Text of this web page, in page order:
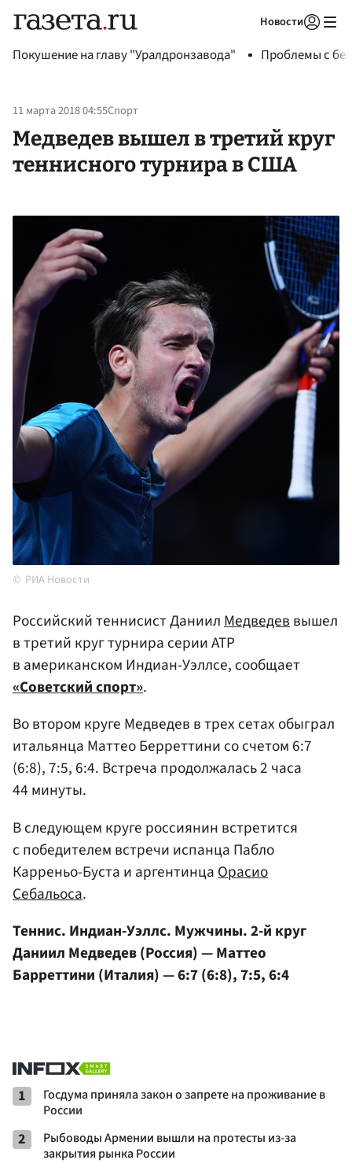
Новости
Покушение на главу "Уралдронзавода" Проблемы с
11 марта 2018 04:55Спорт
Медведев вышел в третий круг
теннисного турнира в США
РИА Новости
Российский теннисист ДаниилМедведеввышел
в третий круг турнира серии ATP
в американском Индиан-Уэллсе, сообщает
«Советский спорт».
Во втором круге Медведев в трех сетах обыграл
итальянца Маттео Берреттини со счетом 6:7
(6:8), 7:5, 6:4. Встреча продолжалась 2 часа
44 минуты.
В следующем круге россиянин встретится
с победителем встречи испанца Пабло
Карреньо-Буста и аргентинца Орасио
Себальоса.
Теннис. Индиан-Уэллс. Мужчины. 2-й круг
Даниил Медведев (Россия) — Маттео
Барреттини (Италия) — 6:7 (6:8), 7:5, 6:4
1
Госдума приняла закон о запрете на проживание в
России
2
Рыбоводы Армении вышли на протесты из-за
закрытия рынка России